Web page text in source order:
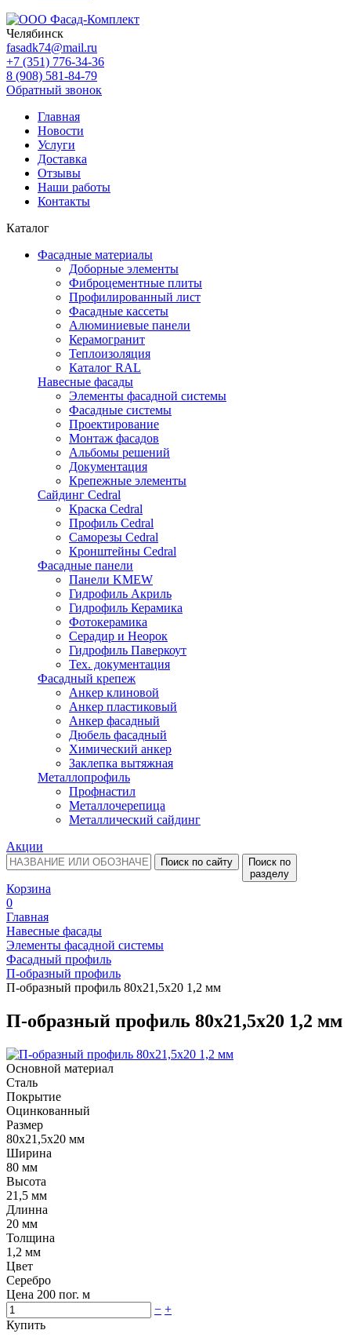
Челябинск
fasadk74@mail.ru
+7 (351) 776-34-36
8 (908) 581-84-79
Обратный звонок
Главная
Новости
Услуги
Доставка
Отзывы
Наши работы
Контакты
Каталог
Фасадные материалы
Доборные элементы
Фиброцементные плиты
Профилированный лист
Фасадные кассеты
Алюминиевые панели
Керамогранит
Теплоизоляция
Каталог RAL
Навесные фасады
Элементы фасадной системы
Фасадные системы
Проектирование
Монтаж фасадов
Альбомы решений
Документация
Крепежные элементы
Сайдинг Cedral
Краска Cedral
Профиль Cedral
Саморезы Cedral
Кронштейны Cedral
Фасадные панели
Панели KMEW
Гидрофиль Акриль
Гидрофиль Керамика
Фотокерамика
Серадир и Неорок
Гидрофиль Паверкоут
Тех. документация
Фасадный крепеж
Анкер клиновой
Анкер пластиковый
Анкер фасадный
Дюбель фасадный
Химический анкер
Заклепка вытяжная
Металлопрофиль
Профнастил
Металлочерепица
Металлический сайдинг
Акции
Поиск по сайту
Поиск по
разделу
Корзина
0
Главная
Навесные фасады
Элементы фасадной системы
Фасадный профиль
П-образный профиль
П-образный профиль 80х21,5х20 1,2 мм
П-образный профиль 80х21,5х20 1,2 мм
Основной материал
Сталь
Покрытие
Оцинкованный
Размер
80х21,5х20 мм
Ширина
80 мм
Высота
21,5 мм
Длинна
20 мм
Толщина
1,2 мм
Цвет
Серебро
Цена 200 пог. м
− +
Купить